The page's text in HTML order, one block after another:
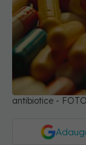
antibiotice -